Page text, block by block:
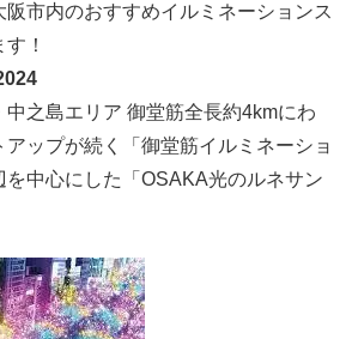
市内のおすすめイルミネーションス
！
中之島エリア 御堂筋全長約4kmにわ
ップが続く「御堂筋イルミネーショ
を中心にした「OSAKA光のルネサン